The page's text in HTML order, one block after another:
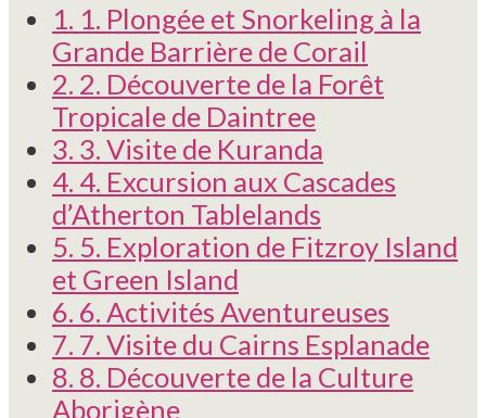
1. 1. Plongée et Snorkeling à la
Grande Barrière de Corail
2. 2. Découverte de la Forêt
Tropicale de Daintree
3. 3. Visite de Kuranda
4. 4. Excursion aux Cascades
d’Atherton Tablelands
5. 5. Exploration de Fitzroy Island
et Green Island
6. 6. Activités Aventureuses
7. 7. Visite du Cairns Esplanade
8. 8. Découverte de la Culture
Aborigène